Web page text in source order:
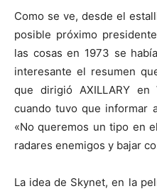
Como se ve, desde el
posible próximo
las cosas en 1973 se
interesante el resumen
que dirigió AXILLARY en
cuando tuvo que informar
«No queremos un tipo en
radares enemigos y bajar
La idea de Skynet, en la